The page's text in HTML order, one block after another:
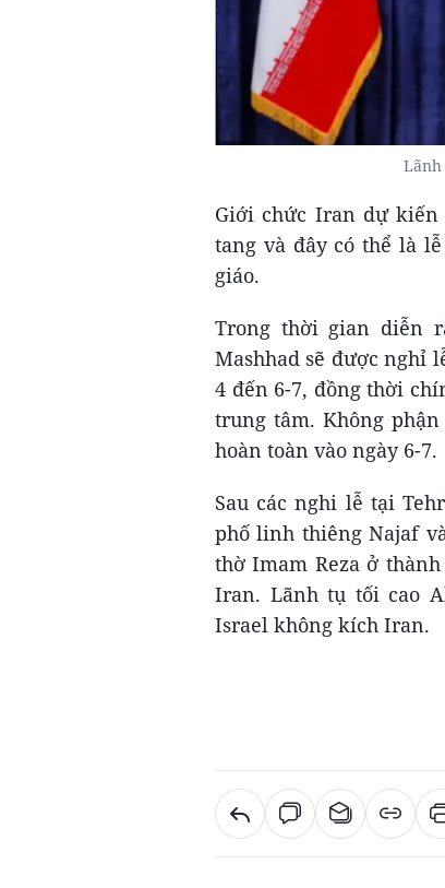
Lãnh
Giới chức Iran dự kiến
tang và đây có thể là
giáo.
Trong thời gian diễn
Mashhad sẽ được nghỉ
4 đến 6-7, đồng thời
trung tâm. Không
hoàn toàn vào ngày 6-7.
Sau các nghi lễ tại
phố linh thiêng Najaf
thờ Imam Reza ở
Iran. Lãnh tụ tối cao
Israel không kích Iran.